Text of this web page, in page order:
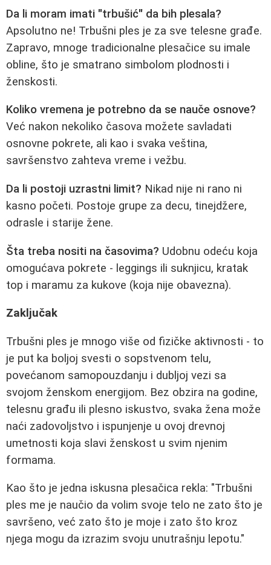
Da li moram imati "trbušić" da bih plesala?
Apsolutno ne! Trbušni ples je za sve telesne građe.
Zapravo, mnoge tradicionalne plesačice su imale
obline, što je smatrano simbolom plodnosti i
ženskosti.
Koliko vremena je potrebno da se nauče osnove?
Već nakon nekoliko časova možete savladati
osnovne pokrete, ali kao i svaka veština,
savršenstvo zahteva vreme i vežbu.
Da li postoji uzrastni limit? Nikad nije ni rano ni
kasno početi. Postoje grupe za decu, tinejdžere,
odrasle i starije žene.
Šta treba nositi na časovima? Udobnu odeću koja
omogućava pokrete - leggings ili suknjicu, kratak
top i maramu za kukove (koja nije obavezna).
Zaključak
Trbušni ples je mnogo više od fizičke aktivnosti - to
je put ka boljoj svesti o sopstvenom telu,
povećanom samopouzdanju i dubljoj vezi sa
svojom ženskom energijom. Bez obzira na godine,
telesnu građu ili plesno iskustvo, svaka žena može
naći zadovoljstvo i ispunjenje u ovoj drevnoj
umetnosti koja slavi ženskost u svim njenim
formama.
Kao što je jedna iskusna plesačica rekla: "Trbušni
ples me je naučio da volim svoje telo ne zato što je
savršeno, već zato što je moje i zato što kroz
njega mogu da izrazim svoju unutrašnju lepotu."